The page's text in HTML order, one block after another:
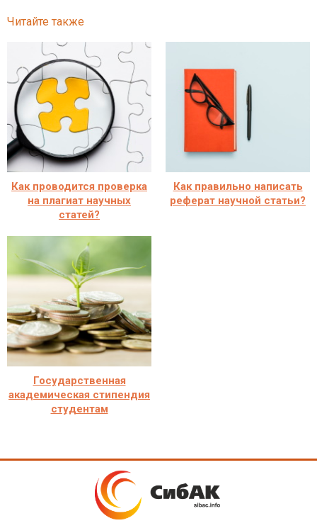
Читайте также
Как проводится проверка
на плагиат научных
статей?
Как правильно написать
реферат научной статьи?
Государственная
академическая стипендия
студентам